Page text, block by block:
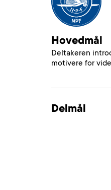
Hovedmål
Deltakeren
motivere for
Delmål